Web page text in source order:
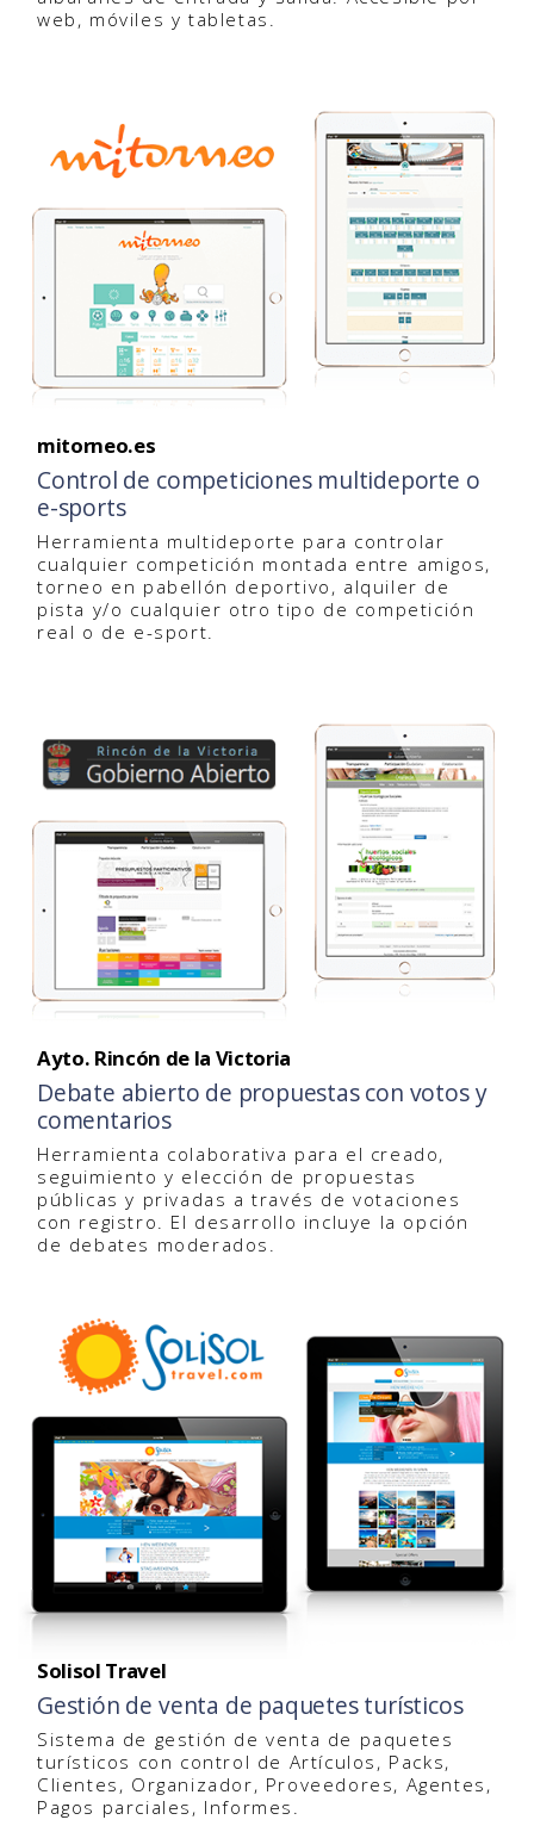
web, móviles y tabletas.
mitorneo.es
Control de competiciones multideporte o
e-sports
Herramienta multideporte para controlar
cualquier competición montada entre amigos,
torneo en pabellón deportivo, alquiler de
pista y/o cualquier otro tipo de competición
real o de e-sport.
Ayto. Rincón de la Victoria
Debate abierto de propuestas con votos y
comentarios
Herramienta colaborativa para el creado,
seguimiento y elección de propuestas
públicas y privadas a través de votaciones
con registro. El desarrollo incluye la opción
de debates moderados.
Solisol Travel
Gestión de venta de paquetes turísticos
Sistema de gestión de venta de paquetes
turísticos con control de Artículos, Packs,
Clientes, Organizador, Proveedores, Agentes,
Pagos parciales, Informes.